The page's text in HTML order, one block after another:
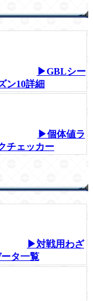
▶GBLシー
ン10詳細
▶個体値ラ
チェッカー
▶対戦用わざ
タ一覧